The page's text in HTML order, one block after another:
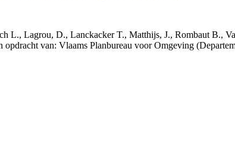
L., Lagrou, D., Lanckacker T., Matthijs, J., Rombaut B.,
van: Vlaams Planbureau voor Omgeving